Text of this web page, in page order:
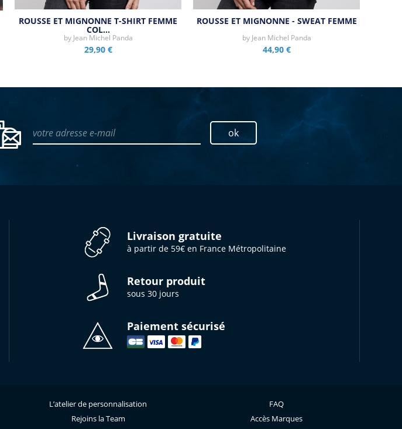
ROUSSE ET MIGNONNE T-SHIRT FEMME
COL…
by Jean Michel Panda
29,90 €
ROUSSE ET MIGNONNE - SWEAT FEMME
by Jean Michel Panda
44,90 €
votre adresse e-mail ok
Livraison gratuite
à partir de 59€ en France Métropolitaine
Retour produit
sous 30 jours
Paiement sécurisé
L’atelier de personnalisation
Rejoins la Team
FAQ
Accès Marques
la conformité avec les réglementations. Personnalisez vos préférences pour